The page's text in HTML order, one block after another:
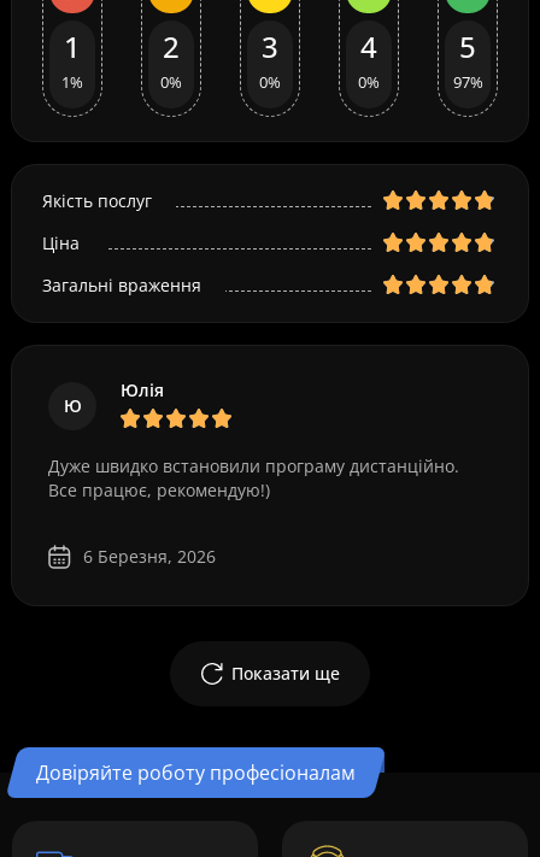
1
1%
2
0%
3
0%
4
0%
5
97%
Якість послуг
Ціна
Загальні враження
Ю
Юлія
Дуже швидко встановили програму дистанційно.
Все працює, рекомендую!)
6 Березня, 2026
Показати ще
Довіряйте роботу професіоналам